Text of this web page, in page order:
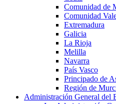
Comunidad de
Comunidad
Extremadura
Galicia
La Rioja
Melilla
Navarra
País Vasco
Principado de
Región de
Administración General del